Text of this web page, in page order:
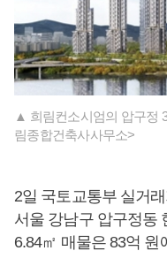
▲ 희림컨소시엄의 압구정
림종합건축사사무소>
2일 국토교통부 실거
서울 강남구 압구정동
6.84㎡ 매물은 83억 원